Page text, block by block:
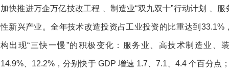
加快推进万企万亿技改工程 、制造业“双九双十”行动计划 、
性新兴产业。全年技术改造投资占工业投资的比重达到33.1%
构出现“三快一慢”的积极变化：服务业、高技术制造业、
14.9%、12.2%，分别快于 GDP 增速 1.7、7.1、4.4 个百分点